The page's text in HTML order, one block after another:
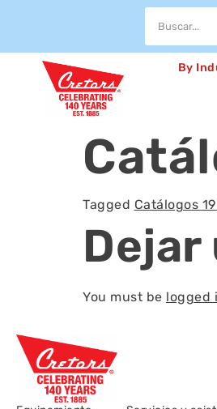
By
Tagged Catálogos
Dejar
You must be logged